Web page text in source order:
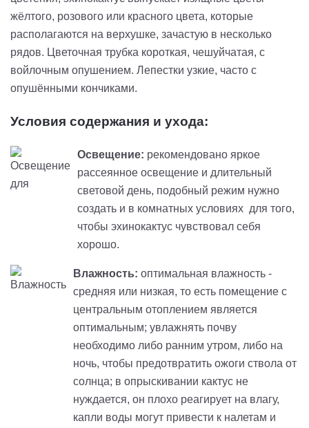
жёлтого, розового или красного цвета, которые
располагаются на верхушке, зачастую в несколько
рядов. Цветочная трубка короткая, чешуйчатая, с
войлочным опушением. Лепестки узкие, часто с
опушёнными кончиками.
Условия содержания и ухода:
Освещение: рекомендовано яркое
рассеянное освещение и длительный
световой день, подобный режим нужно
создать и в комнатных условиях для того,
чтобы эхинокактус чувствовал себя
хорошо.
Влажность: оптимальная влажность -
средняя или низкая, то есть помещение с
центральным отоплением является
оптимальным; увлажнять почву
необходимо либо ранним утром, либо на
ночь, чтобы предотвратить ожоги ствола от
солнца; в опрыскивании кактус не
нуждается, он плохо реагирует на влагу,
капли воды могут привести к налетам и